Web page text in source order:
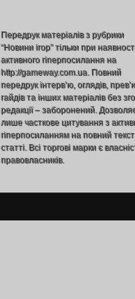
Передрук матеріалів з рубрики
“Новини ігор” тільки при
активного гіперпосилання на
http://gameway.com.ua. Повний
передрук інтерв’ю, оглядів,
гайдів та інших матеріалів без
редакції – заборонений.
лише часткове цитування з
гіперпосиланням на повний текст
статті. Всі торгові марки є
правовласників.